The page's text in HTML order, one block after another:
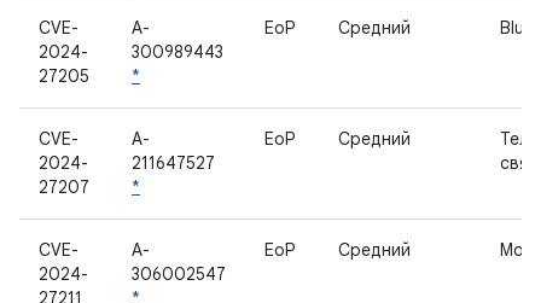
CVE-
2024-
27205
A-
300989443
*
EoP Средний
CVE-
2024-
27207
A-
211647527
*
EoP Средний
CVE-
2024-
27211
A-
306002547
*
EoP Средний